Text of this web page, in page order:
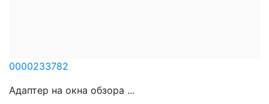
0000233782
Адаптер на окна обзора ...